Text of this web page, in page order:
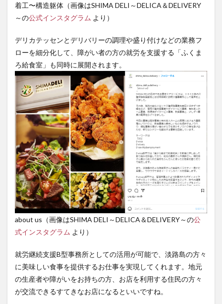
着工〜構造躯体（画像はSHIMA DELI～DELICA＆DELIVERY
～の公式インスタグラム より）
デリカテッセンとデリバリーの調理や盛り付けなどの業務フ
ローを細分化して、障がい者の方の就労を支援する「ふくま
ろ給食室」も同時に展開されます。
about us（画像はSHIMA DELI～DELICA＆DELIVERY～の公
式インスタグラム より）
就労継続支援B型事務所としての活用が可能で、淡路島の方々
に美味しい食事を提供するお仕事を実現してくれます。地元
の生産者や障がいをお持ちの方、お店を利用する住民の方々
が交流できるすてきなお店になるといいですね。